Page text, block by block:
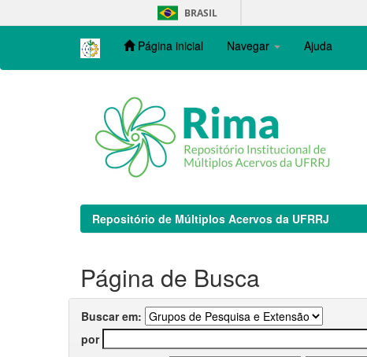
navigation
BRASIL
Página inicial Navegar Ajuda
Repositório de Múltiplos Acervos da UFRRJ
Página de Busca
Buscar em:
por